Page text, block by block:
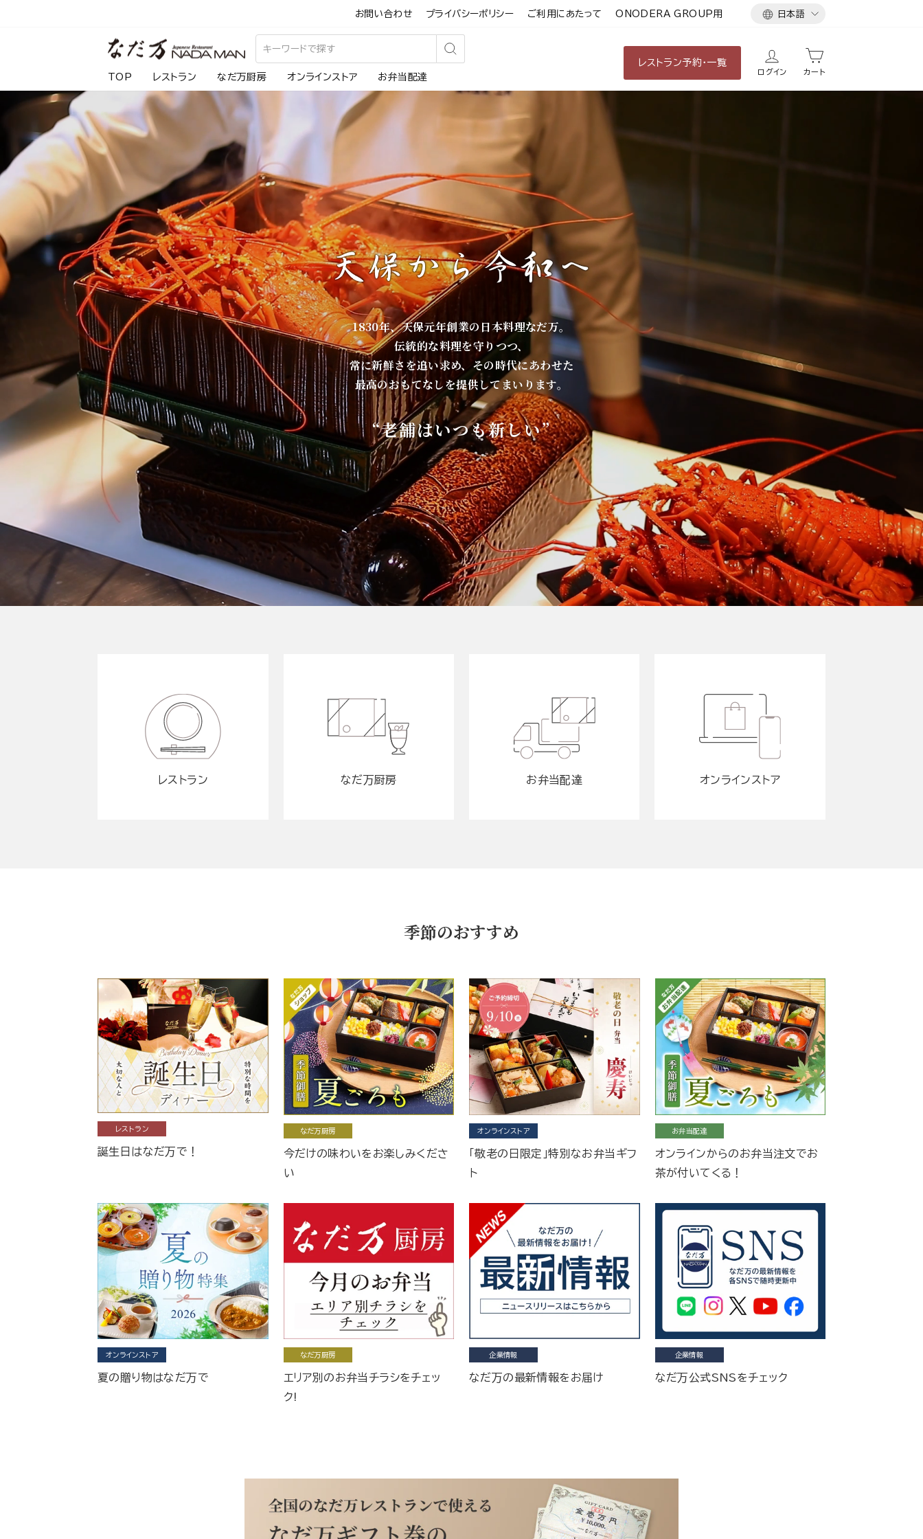
テ
移
動
す
る
お問い合わせ プライバシーポリシー ご利用にあたって ONODERA GROUP用
言
日本語
な
だ
万
検
す
TOP レストラン なだ万厨房 オンラインストア お弁当配達
レストラン予約・一覧
ログイン カート
1830年、天保元年創業の日本料理なだ万。
伝統的な料理を守りつつ、
常に新鮮さを追い求め、その時代にあわせた
最高のおもてなしを提供してまいります。
“老舗はいつも新しい”
レストラン なだ万厨房 お弁当配達 オンラインストア
季節のおすすめ
レストラン
誕生日はなだ万で！
なだ万厨房
今だけの味わいをお楽しみくださ
い
オンラインストア
「敬老の日限定」特別なお弁当ギフ
ト
お弁当配達
オンラインからのお弁当注文でお
茶が付いてくる！
オンラインストア
夏の贈り物はなだ万で
なだ万厨房
エリア別のお弁当チラシをチェッ
ク!
企業情報
なだ万の最新情報をお届け
企業情報
なだ万公式SNSをチェック